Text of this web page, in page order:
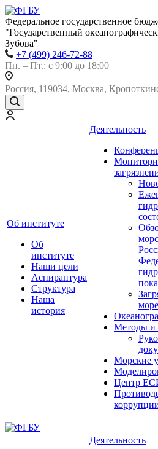
Федеральное государственное
"Государственный
Зубова"
+7 (499) 246-72-88
Пн. – Пт.: с 9:00 до 18:00
Россия, 119034, Москва,
Об институте
Об
институте
Наши цели
Аспирантура
Структура
Наша
история
Деятельность
Методы и
Морские
Центр
Деятельность